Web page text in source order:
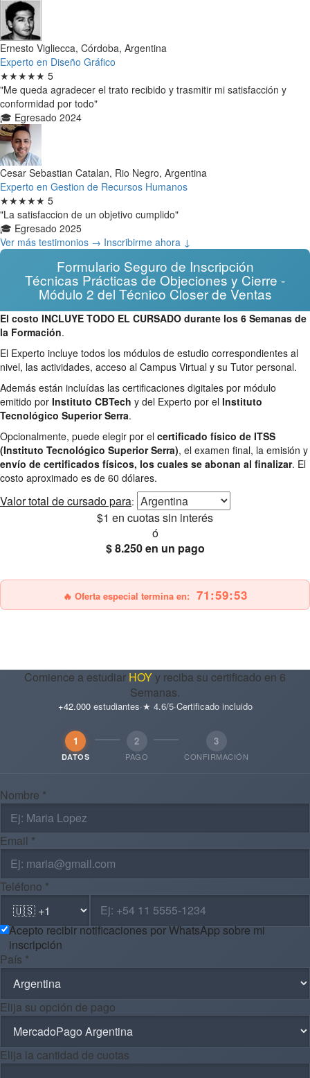
Ernesto Vigliecca, Córdoba, Argentina
Experto en Diseño Gráfico
★★★★★ 5
"Me queda agradecer el trato recibido y trasmitir mi satisfacción y
conformidad por todo"
🎓 Egresado 2024
Cesar Sebastian Catalan, Rio Negro, Argentina
Experto en Gestion de Recursos Humanos
★★★★★ 5
"La satisfaccion de un objetivo cumplido"
🎓 Egresado 2025
Ver más testimonios → Inscribirme ahora ↓
Formulario Seguro de Inscripción
Técnicas Prácticas de Objeciones y Cierre -
Módulo 2 del Técnico Closer de Ventas
El costo INCLUYE TODO EL CURSADO durante los 6 Semanas de
la Formación.
El Experto incluye todos los módulos de estudio correspondientes al
nivel, las actividades, acceso al Campus Virtual y su Tutor personal.
Además están incluídas las certificaciones digitales por módulo
emitido por Instituto CBTech y del Experto por el Instituto
Tecnológico Superior Serra.
Opcionalmente, puede elegir por el certificado físico de ITSS
(Instituto Tecnológico Superior Serra), el examen final, la emisión y
envío de certificados físicos, los cuales se abonan al finalizar. El
costo aproximado es de 60 dólares.
Valor total de cursado para:
$1 en cuotas sin interés
ó
$ 8.250en un pago
🔥 Oferta especial termina en: 71:59:52
Comience a estudiar HOYy reciba su certificado en 6
Semanas.
+42.000estudiantes·★ 4.6/5·Certificado incluido
1
DATOS
2
PAGO
3
CONFIRMACIÓN
Nombre *
Email *
Teléfono *
Acepto recibir notificaciones por WhatsApp sobre mi
inscripción
País *
Elija su opción de pago
Elija la cantidad de cuotas